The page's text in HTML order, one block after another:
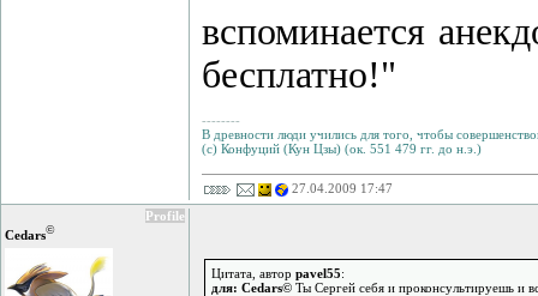
вспоминается
бесплатно!"
--------
В древности люди учились для того, чтобы
(с) Конфуций (Кун Цзы) (ок. 551 479 гг. до н.э.)
27.04.2009 17:47
Profile
Cedars©
Цитата, автор pavel55:
для: Cedars© Ты Сергей себя и проконсультируешь и